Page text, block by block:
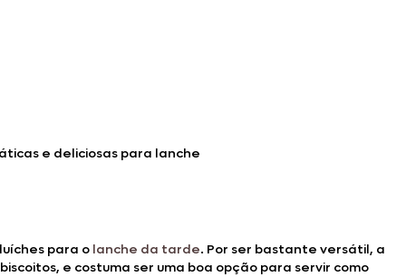
e deliciosas para lanche
para o lanche da tarde. Por ser bastante versátil, a
e costuma ser uma boa opção para servir como